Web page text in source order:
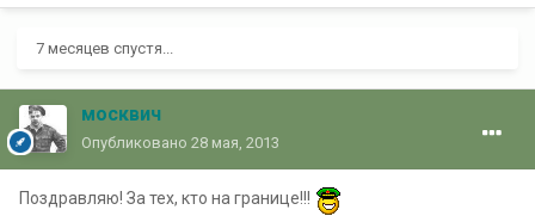
7 месяцев спустя...
москвич
Опубликовано 28 мая, 2013
Поздравляю! За тех, кто на границе!!!